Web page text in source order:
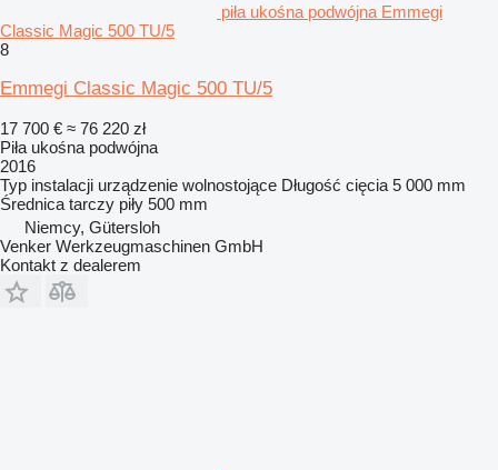
piła ukośna podwójna Emmegi
Classic Magic 500 TU/5
8
Emmegi Classic Magic 500 TU/5
17 700 € ≈ 76 220 zł
Piła ukośna podwójna
2016
Typ instalacji urządzenie wolnostojące Długość cięcia 5 000 mm
Średnica tarczy piły 500 mm
Niemcy, Gütersloh
Venker Werkzeugmaschinen GmbH
Kontakt z dealerem